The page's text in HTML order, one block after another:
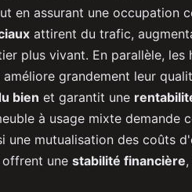
en assurant une occupation
attirent du trafic,
plus vivant. En parallèle, les
grandement leur
bien et garantit une
à usage mixte demande
une mutualisation des coûts
une stabilité financière